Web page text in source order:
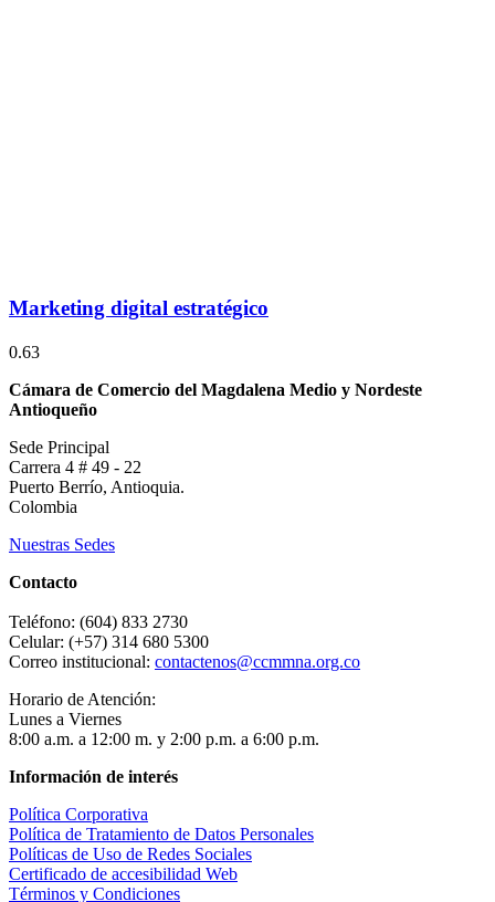
Marketing digital estratégico
Cámara de Comercio del Magdalena Medio y Nordeste
Antioqueño
Sede Principal
Carrera 4 # 49 - 22
Puerto Berrío, Antioquia.
Colombia
Nuestras Sedes
Contacto
Teléfono: (604) 833 2730
Celular: (+57) 314 680 5300
Correo institucional: contactenos@ccmmna.org.co
Horario de Atención:
Lunes a Viernes
8:00 a.m. a 12:00 m. y 2:00 p.m. a 6:00 p.m.
Información de interés
Política Corporativa
Política de Tratamiento de Datos Personales
Políticas de Uso de Redes Sociales
Certificado de accesibilidad Web
Términos y Condiciones